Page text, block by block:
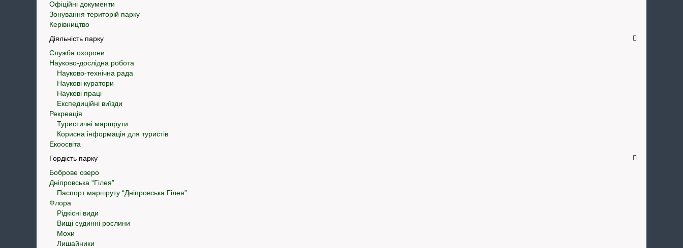
Офіційні документи
Зонування територій парку
Керівництво
Діяльність парку
Служба охорони
Науково-дослідна робота
Науково-технічна рада
Наукові куратори
Наукові праці
Експедиційні виїзди
Рекреація
Туристичні маршрути
Корисна інформація для туристів
Екоосвіта
Гордість парку
Боброве озеро
Дніпровська “Гілея”
Паспорт маршруту “Дніпровська Гілея”
Флора
Рідкісні види
Вищі судинні рослини
Мохи
Лишайники